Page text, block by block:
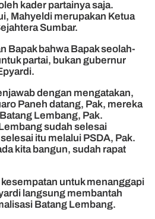
kader partainya saja.
Mahyeldi merupakan Ketua
Sumbar.
Bapak bahwa Bapak seolah-
partai, bukan gubernur
dengan mengatakan,
Paneh datang, Pak, mereka
Lembang, Pak.
sudah selesai
itu melalui PSDA, Pak.
kita bangun, sudah rapat
untuk menanggapi
langsung membantah
Batang Lembang.